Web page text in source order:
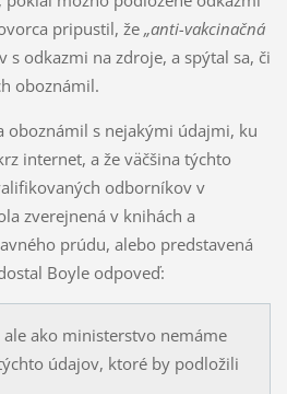
pripustil, že „anti-vakcinačná
odkazmi na zdroje, a spýtal sa, či
oboznámil.
oboznámil s nejakými údajmi, ku
internet, a že väčšina týchto
odborníkov v
zverejnená v knihách a
prúdu, alebo predstavená
Boyle odpoveď:
ako ministerstvo nemáme
údajov, ktoré by podložili